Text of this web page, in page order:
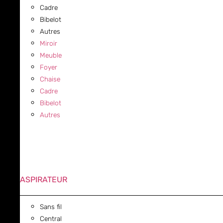
Cadre
Bibelot
Autres
Miroir
Meuble
Foyer
Chaise
Cadre
Bibelot
Autres
ASPIRATEUR
Sans fil
Central